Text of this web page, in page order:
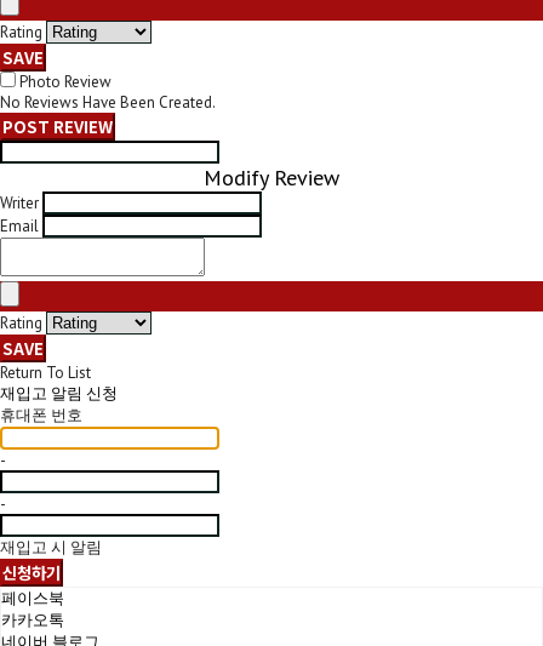
Rating
SAVE
Photo Review
No Reviews Have Been Created.
POST REVIEW
Modify Review
Writer
Email
Rating
SAVE
Return To List
재입고 알림 신청
휴대폰 번호
-
-
재입고 시 알림
신청하기
페이스북
카카오톡
네이버 블로그